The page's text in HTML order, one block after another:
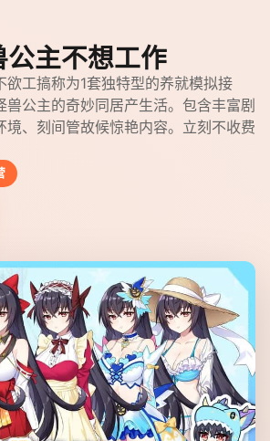
主不想工作
欲工搞称为1套独特型的养就模拟接
兽公主的奇妙同居产生活。包含丰富剧
境、刻间管故候惊艳内容。立刻不收费